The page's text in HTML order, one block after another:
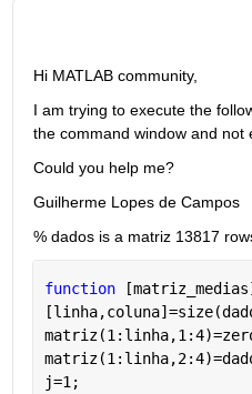
Hi MATLAB community,
I am trying to execute the
the command window and not
Could you help me?
Guilherme Lopes de Campos
% dados is a matriz 13817
function
j=1;